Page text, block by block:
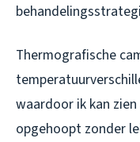
Thermografische
waardoor ik kan
opgehoopt zonder